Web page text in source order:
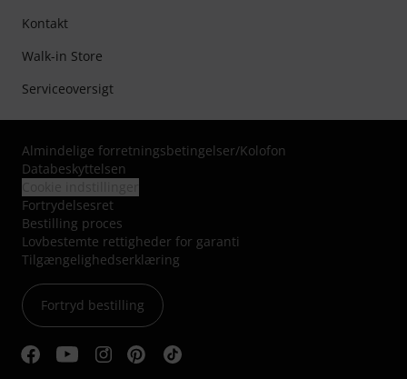
Kontakt
Walk-in Store
Serviceoversigt
Almindelige forretningsbetingelser/Kolofon
Databeskyttelsen
Fortrydelsesret
Bestilling proces
Lovbestemte rettigheder for garanti
Tilgængelighedserklæring
Fortryd bestilling